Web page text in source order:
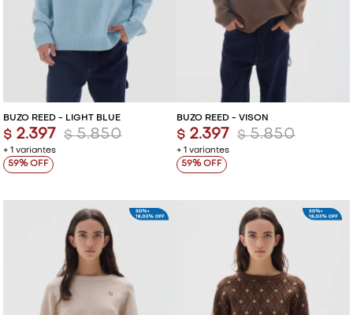
BUZO REED - LIGHT BLUE
+ 1 variantes
$ 2.397 $ 5.850
59
BUZO REED - VISON
+ 1 variantes
$ 2.397 $ 5.850
59